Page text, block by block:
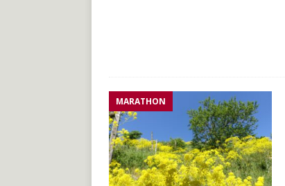
MARATHON